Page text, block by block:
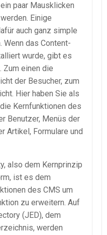
paar Mausklicken
Einige
auch ganz simple
Wenn das Content-
wurde, gibt es
einen die
der Besucher, zum
Hier haben Sie als
Kernfunktionen des
Benutzer, Menüs der
Artikel, Formulare und
also dem Kernprinzip
ist es dem
des CMS um
zu erweitern. Auf
(JED), dem
werden